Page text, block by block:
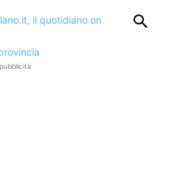
pubblicità